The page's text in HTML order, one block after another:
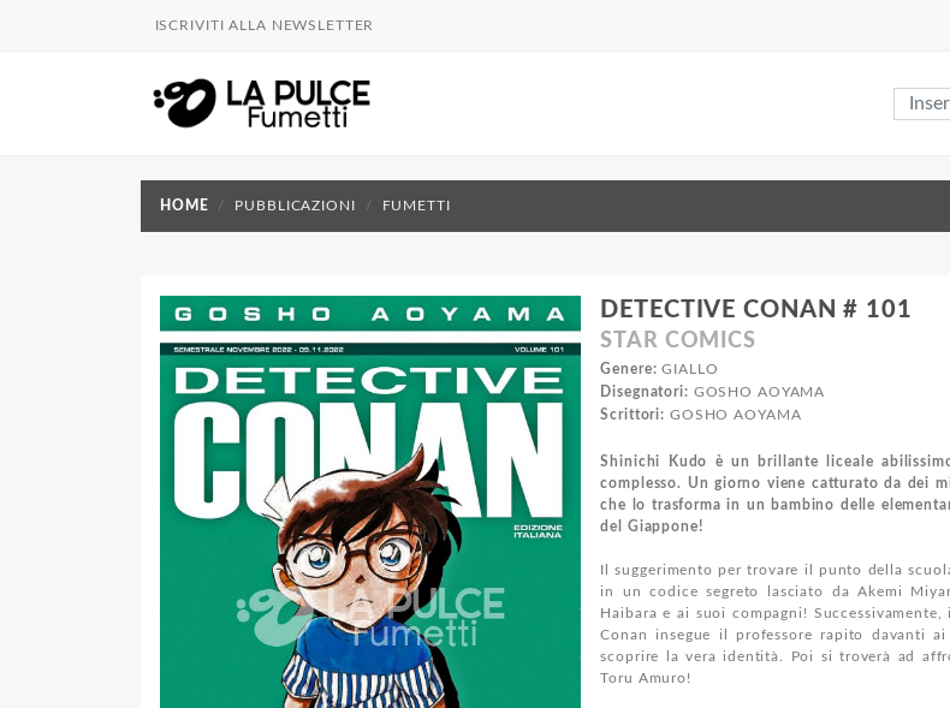
ISCRIVITI ALLA NEWSLETTER
HOME PUBBLICAZIONI FUMETTI
DETECTIVE CONAN # 101
STAR COMICS
Genere: GIALLO
Disegnatori: GOSHO AOYAMA
Scrittori: GOSHO AOYAMA
Shinichi Kudo è un brillante liceale
complesso. Un giorno viene catturato da dei
che lo trasforma in un bambino delle
del Giappone!
Il suggerimento per trovare il punto della
in un codice segreto lasciato da Akemi
Haibara e ai suoi compagni!
Conan insegue il professore rapito davanti
scoprire la vera identità. Poi si troverà ad
Toru Amuro!